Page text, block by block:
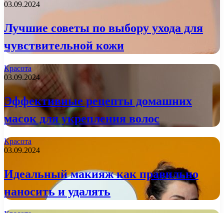
03.09.2024
Лучшие советы по выбору ухода для
чувствительной кожи
Красота
03.09.2024
Эффективные рецепты домашних
масок для укрепления волос
Красота
03.09.2024
Идеальный макияж как правильно
наносить и удалять